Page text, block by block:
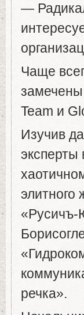
—
Чаще
замечены
Team и
Изучив
эксперты
«Русичъ-
речка».